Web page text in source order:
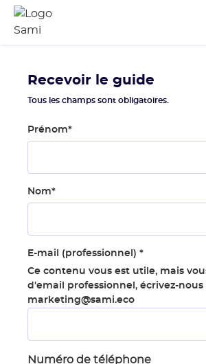
Recevoir le guide
Tous les champs sont obligatoires.
Prénom*
Nom*
E-mail (professionnel) *
Ce contenu vous est utile, mais
d'email professionnel, écrivez-nous
marketing@sami.eco
Numéro de téléphone